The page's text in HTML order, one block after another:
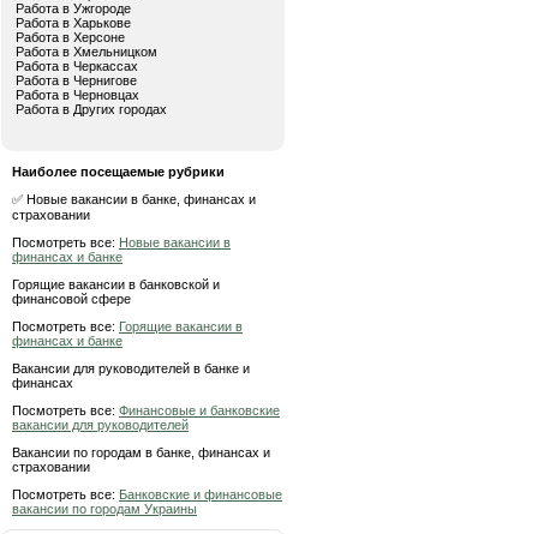
Работа в Ужгороде
Работа в Харькове
Работа в Херсоне
Работа в Хмельницком
Работа в Черкассах
Работа в Чернигове
Работа в Черновцах
Работа в Других городах
Наиболее посещаемые рубрики
✅ Новые вакансии в банке, финансах и
страховании
Посмотреть все: Новые вакансии в
финансах и банке
Горящие вакансии в банковской и
финансовой сфере
Посмотреть все: Горящие вакансии в
финансах и банке
Вакансии для руководителей в банке и
финансах
Посмотреть все: Финансовые и банковские
вакансии для руководителей
Вакансии по городам в банке, финансах и
страховании
Посмотреть все: Банковские и финансовые
вакансии по городам Украины